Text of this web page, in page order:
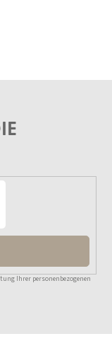
Ihrer personenbezogenen